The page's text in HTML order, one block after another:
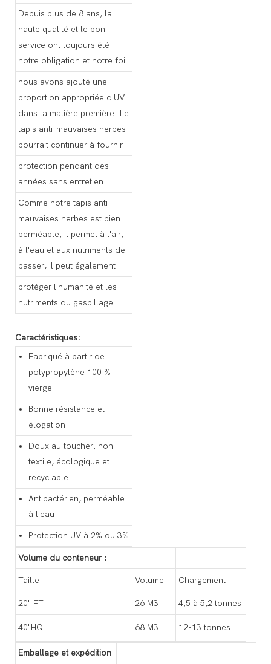
Depuis plus de 8 ans, la
haute qualité et le bon
service ont toujours été
notre obligation et notre foi
nous avons ajouté une
proportion appropriée d'UV
dans la matière première. Le
tapis anti-mauvaises herbes
pourrait continuer à fournir
protection pendant des
années sans entretien
Comme notre tapis anti-
mauvaises herbes est bien
perméable, il permet à l'air,
à l'eau et aux nutriments de
passer, il peut également
protéger l'humanité et les
nutriments du gaspillage
Caractéristiques:
Fabriqué à partir de
polypropylène 100 %
vierge
Bonne résistance et
élogation
Doux au toucher, non
textile, écologique et
recyclable
Antibactérien, perméable
à l'eau
Protection UV à 2% ou 3%
Volume du conteneur :
Taille Volume Chargement
20" FT 26 M3 4,5 à 5,2 tonnes
40"HQ 68 M3 12-13 tonnes
Emballage et expédition